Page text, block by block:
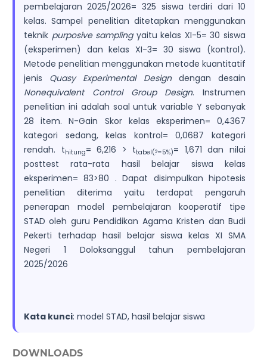
pembelajaran 2025/2026= 325 siswa terdiri dari 10
kelas. Sampel penelitian ditetapkan menggunakan
teknik purposive sampling yaitu kelas XI-5= 30 siswa
(eksperimen) dan kelas XI-3= 30 siswa (kontrol).
Metode penelitian menggunakan metode kuantitatif
jenis Quasy Experimental Designdengan desain
Nonequivalent Control Group Design. Instrumen
penelitian ini adalah soal untuk variable Y sebanyak
28 item. N-Gain Skor kelas eksperimen= 0,4367
kategori sedang, kelas kontrol= 0,0687 kategori
rendah. thitung= 6,216 > ttabel(?=5%)= 1,671 dan nilai
posttest rata-rata hasil belajar siswa kelas
eksperimen= 83>80 . Dapat disimpulkan hipotesis
penelitian diterima yaitu terdapat pengaruh
penerapan model pembelajaran kooperatif tipe
STAD oleh guru Pendidikan Agama Kristen dan Budi
Pekerti terhadap hasil belajar siswa kelas XI SMA
Negeri 1 Doloksanggul tahun pembelajaran
2025/2026
Kata kunci: model STAD, hasil belajar siswa
DOWNLOADS